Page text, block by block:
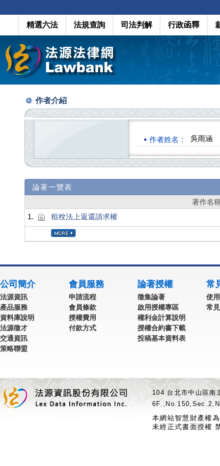
精選六法 法規查詢 司法判解 行政函釋
作者介紹
作者姓名： 吳雨涵
論著一覽表
著作名
1.
租稅法上返還請求權
公司簡介
法源資訊
產品服務
資料庫說明
法源徵才
交通資訊
策略聯盟
會員服務
申請流程
會員條款
授權費用
付款方式
論著授權
徵集論著
啟用授權專區
權利金計算說明
授權合約書下載
投稿基本資料表
常
使
常
104 台北市中山區
本網站智慧財產權
未經正式書面授權